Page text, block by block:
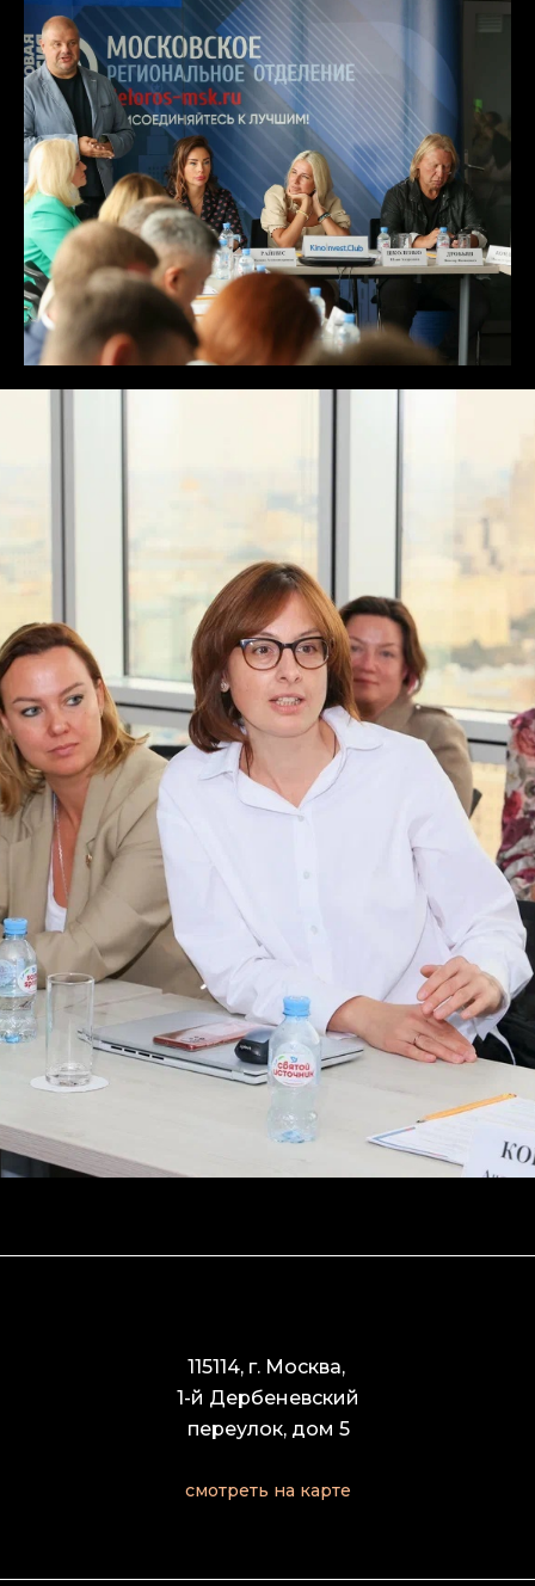
115114, г. Москва,
1-й Дербеневский
переулок, дом 5
смотреть на карте